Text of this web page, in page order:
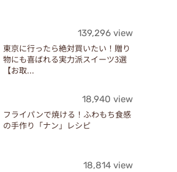
139,296 view
東京に行ったら絶対買いたい！贈り
物にも喜ばれる実力派スイーツ3選
【お取...
18,940 view
フライパンで焼ける！ふわもち食感
の手作り「ナン」レシピ
18,814 view